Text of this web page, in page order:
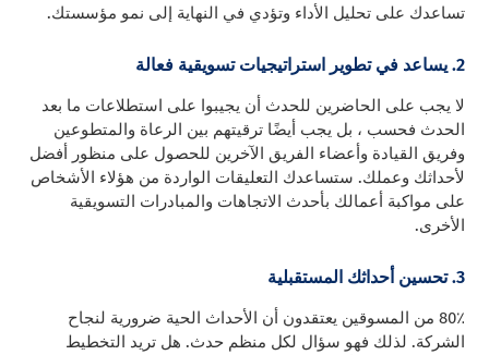
تساعدك على تحليل الأداء وتؤدي في النهاية إلى نمو مؤسستك.
2. يساعد في تطوير استراتيجيات تسويقية فعالة
لا يجب على الحاضرين للحدث أن يجيبوا على استطلاعات ما بعد
الحدث فحسب ، بل يجب أيضًا ترقيتهم بين الرعاة والمتطوعين
وفريق القيادة وأعضاء الفريق الآخرين للحصول على منظور أفضل
لأحداثك وعملك. ستساعدك التعليقات الواردة من هؤلاء الأشخاص
على مواكبة أعمالك بأحدث الاتجاهات والمبادرات التسويقية
الأخرى.
3. تحسين أحداثك المستقبلية
80٪ من المسوقين يعتقدون أن الأحداث الحية ضرورية لنجاح
الشركة. لذلك فهو سؤال لكل منظم حدث. هل تريد التخطيط